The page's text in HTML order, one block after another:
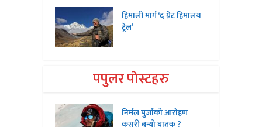
हिमाली मार्ग ‘द ग्रेट हिमालय
ट्रेल’
पपुलर पोस्टहरु
निर्मल पुर्जाको आरोहण
कसरी बन्यो घातक ?